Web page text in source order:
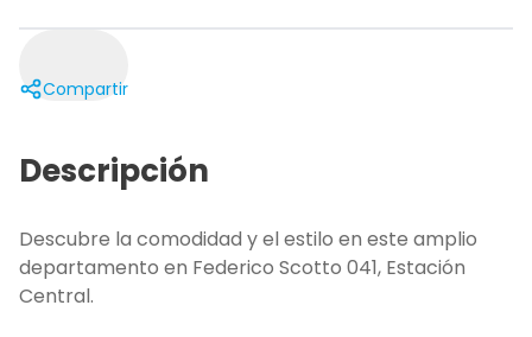
Compartir
Descripción
Descubre la comodidad y el estilo en este amplio
departamento en Federico Scotto 041, Estación
Central.